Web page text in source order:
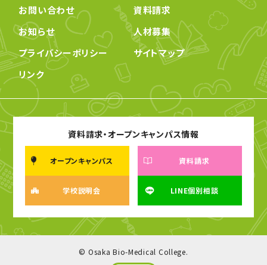
お問い合わせ
資料請求
お知らせ
人材募集
プライバシーポリシー
サイトマップ
リンク
資料請求・オープンキャンパス情報
オープンキャンパス 資料請求
学校説明会 LINE個別相談
© Osaka Bio-Medical College.